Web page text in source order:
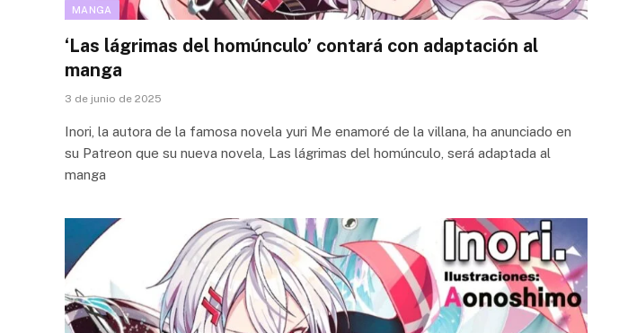
MANGA
‘Las lágrimas del homúnculo’ contará con adaptación al
manga
3 de junio de 2025
Inori, la autora de la famosa novela yuri Me enamoré de la villana, ha anunciado en
su Patreon que su nueva novela, Las lágrimas del homúnculo, será adaptada al
manga